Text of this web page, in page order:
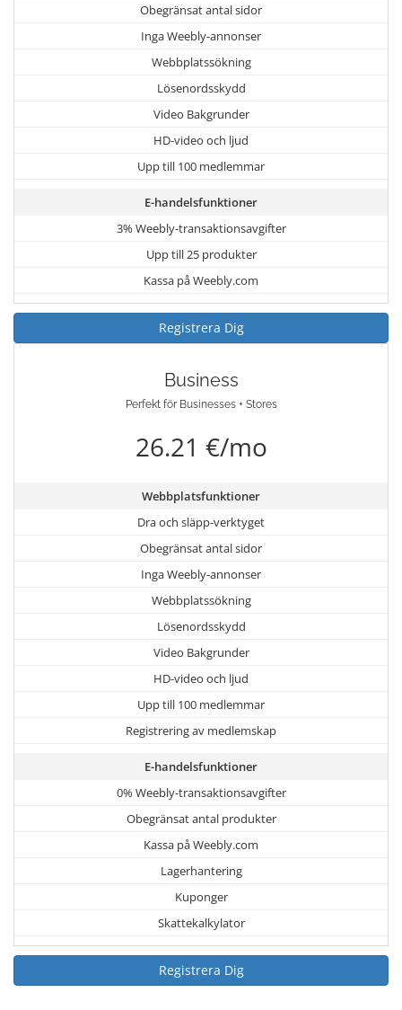
Obegränsat antal sidor
Inga Weebly-annonser
Webbplatssökning
Lösenordsskydd
Video Bakgrunder
HD-video och ljud
Upp till 100 medlemmar
E-handelsfunktioner
3% Weebly-transaktionsavgifter
Upp till 25 produkter
Kassa på Weebly.com
Registrera Dig
Business
Perfekt för Businesses + Stores
26.21 €/mo
Webbplatsfunktioner
Dra och släpp-verktyget
Obegränsat antal sidor
Inga Weebly-annonser
Webbplatssökning
Lösenordsskydd
Video Bakgrunder
HD-video och ljud
Upp till 100 medlemmar
Registrering av medlemskap
E-handelsfunktioner
0% Weebly-transaktionsavgifter
Obegränsat antal produkter
Kassa på Weebly.com
Lagerhantering
Kuponger
Skattekalkylator
Registrera Dig